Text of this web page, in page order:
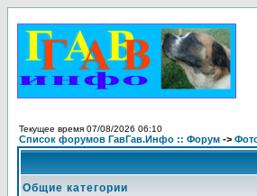
Текущее время 07/08/2026 06:10
Список форумов ГавГав.Инфо :: Форум ->
Общие категории